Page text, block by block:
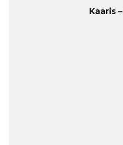
Kaaris –